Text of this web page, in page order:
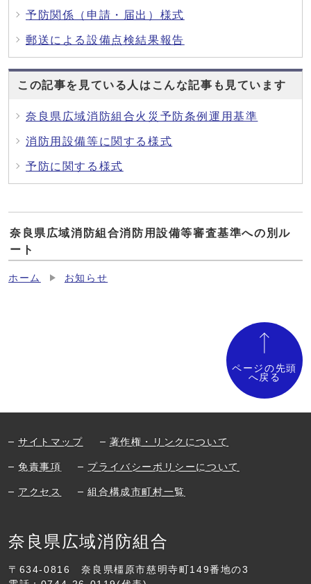
予防関係（申請・届出）様式
郵送による設備点検結果報告
この記事を見ている人はこんな記事も見ています
奈良県広域消防組合火災予防条例運用基準
消防用設備等に関する様式
予防に関する様式
奈良県広域消防組合消防用設備等審査基準への別ル
ート
ホーム お知らせ
ページの先頭
へ戻る
サイトマップ 著作権・リンクについて
免責事項 プライバシーポリシーについて
アクセス 組合構成市町村一覧
奈良県広域消防組合
〒634-0816
奈良県橿原市慈明寺町149番地の3